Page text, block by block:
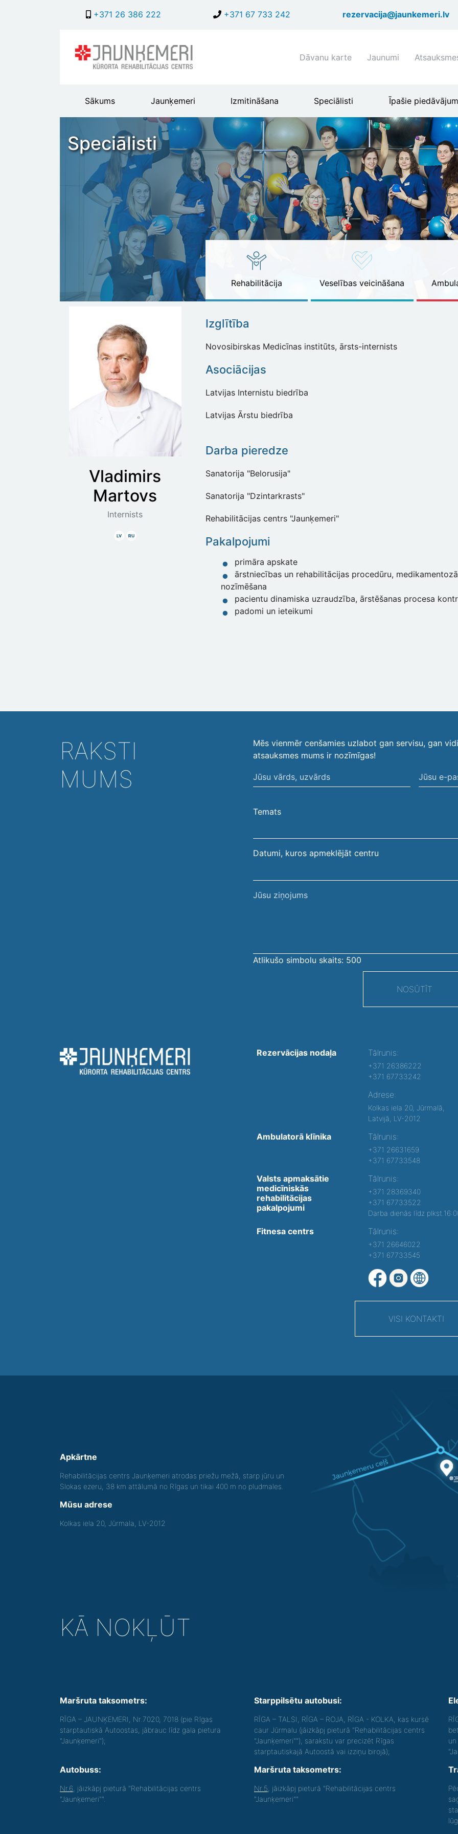
uz
+371 26 386 222 +371 67 733 242 rezervacija@jaunkemeri.lv
Shortcuts
menu
Dāvanu karte Jaunumi
Main
header
menu
Sākums Jaunķemeri Izmitināšana Speciālisti Īpašie
Speciālisti
Rehabilitācija Veselības veicināšana
Vladimirs
Martovs
Internists
LatviskiKrieviski
Izglītība
Novosibirskas Medicīnas institūts, ārsts-internists
Asociācijas
Latvijas Internistu biedrība
Latvijas Ārstu biedrība
Darba pieredze
Sanatorija "Belorusija"
Sanatorija "Dzintarkrasts"
Rehabilitācijas centrs "Jaunķemeri"
Pakalpojumi
primāra apskate
ārstniecības un rehabilitācijas procedūru,
nozīmēšana
pacientu dinamiska uzraudzība, ārstēšanas procesa
padomi un ieteikumi
RAKSTI
MUMS
Mēs vienmēr cenšamies uzlabot gan servisu, gan
atsauksmes mums ir nozīmīgas!
Jūsu
vārds,
Jūsu
e-
Temats
Datumi, kuros apmeklējāt centru
Jūsu
Atlikušo simbolu skaits: 500
NOSŪTĪT
Rezervācijas nodaļa Tālrunis:
+371 26386222
+371 67733242
Adrese:
Kolkas iela 20, Jūrmalā,
Latvijā, LV-2012
Ambulatorā klīnika Tālrunis:
+371 26631659
+371 67733548
Valsts apmaksātie
medicīniskās
rehabilitācijas
pakalpojumi
Tālrunis:
+371 28369340
+371 67733522
Darba dienās līdz
Fitnesa centrs Tālrunis:
+371 26646022
+371 67733545
VISI KONTAKTI
Apkārtne
Rehabilitācijas centrs Jaunķemeri atrodas priežu mežā, starp jūru un
Slokas ezeru, 38 km attālumā no Rīgas un tikai 400 m no pludmales.
Mūsu adrese
Kolkas iela 20, Jūrmala, LV-2012
KĀ NOKĻŪT
Maršruta taksometrs:
RĪGA – JAUNĶEMERI, Nr.7020, 7018 (pie Rīgas
starptautiskā Autoostas, jābrauc līdz gala pietura
"Jaunķemeri");
Starppilsētu autobusi:
RĪGA – TALSI, RĪGA – ROJA, RĪGA - KOLKA, kas kursē
caur Jūrmalu (jāizkāpj pieturā "Rehabilitācijas centrs
"Jaunķemeri""), sarakstu var precizēt Rīgas
starptautiskajā Autoostā vai izziņu birojā);
Autobuss:
Nr.6 , jāizkāpj pieturā "Rehabilitācijas centrs
"Jaunķemeri"".
Maršruta taksometrs:
Nr.5 , jāizkāpj pieturā "Rehabilitācijas centrs
"Jaunķemeri""